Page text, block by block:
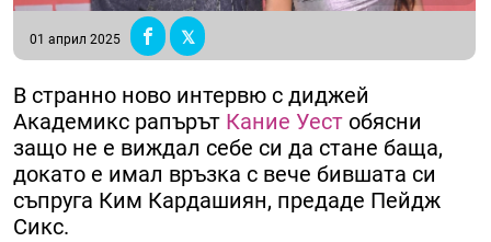
01 април 2025
В странно ново интервю с диджей
Академикс рапърът Кание Уест обясни
защо не е виждал себе си да стане баща,
докато е имал връзка с вече бившата си
съпруга Ким Кардашиян, предаде Пейдж
Сикс.